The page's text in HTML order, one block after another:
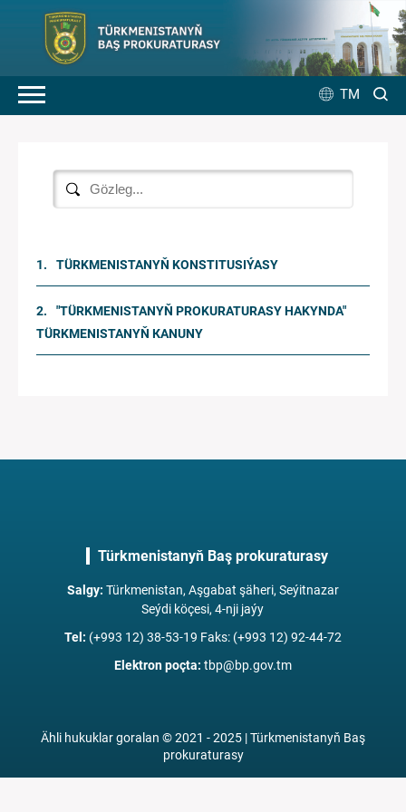
TM
TÜRKMENISTANYŇ KONSTITUSIÝASY
"TÜRKMENISTANYŇ PROKURATURASY HAKYNDA"
TÜRKMENISTANYŇ КANUNY
Türkmenistanyň Baş prokuraturasy
Salgy: Türkmenistan, Aşgabat şäheri, Seýitnazar
Seýdi köçesi, 4-nji jaýy
Tel : (+993 12) 38-53-19 Faks: (+993 12) 92-44-72
Elektron poçta: tbp@bp.gov.tm
Ähli hukuklar goralan © 2021 - 2025 | Türkmenistanyň Baş
prokuraturasy